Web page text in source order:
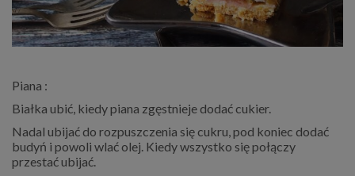
Piana :
Białka ubić, kiedy piana zgęstnieje dodać cukier.
Nadal ubijać do rozpuszczenia się cukru, pod koniec dodać
budyń i powoli wlać olej. Kiedy wszystko się połączy
przestać ubijać.